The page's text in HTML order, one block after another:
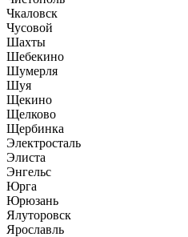
Чкаловск
Чусовой
Шахты
Шебекино
Шумерля
Шуя
Щекино
Щелково
Щербинка
Электросталь
Элиста
Энгельс
Юрга
Юрюзань
Ялуторовск
Ярославль